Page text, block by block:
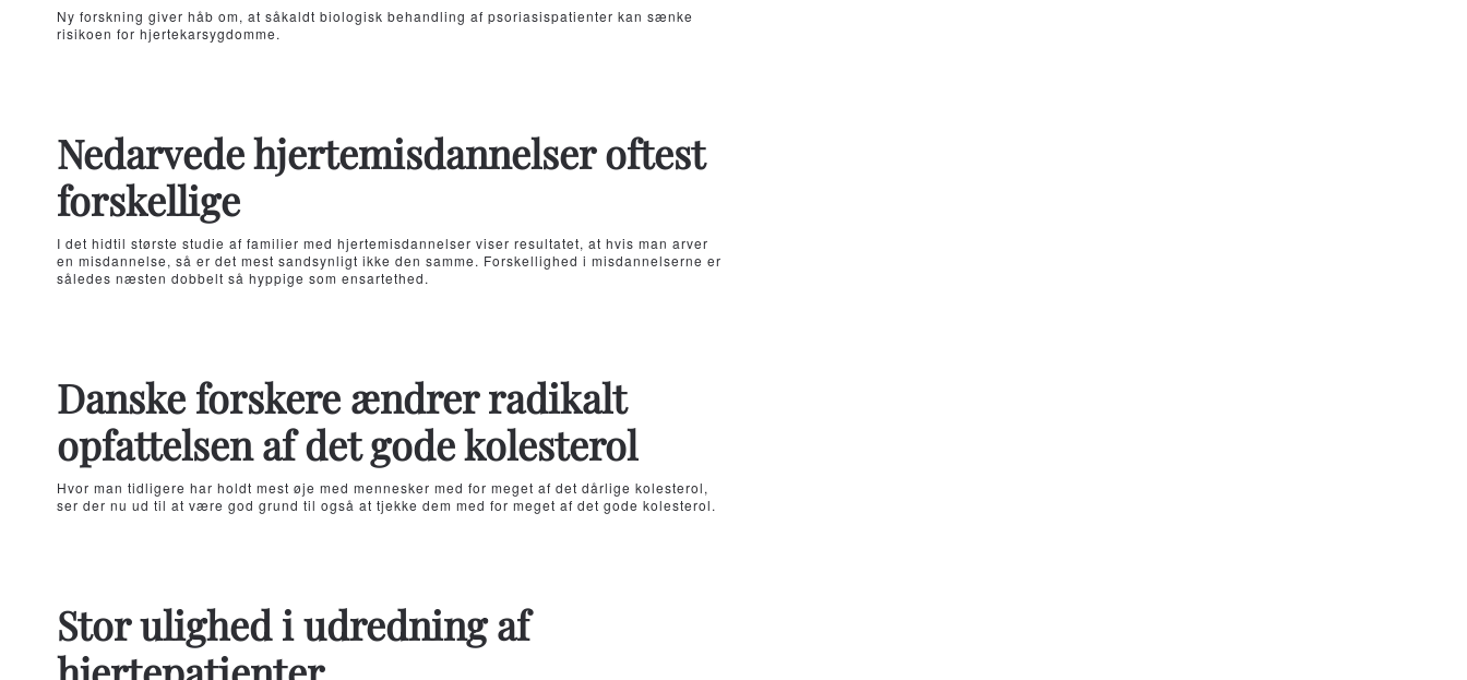
Ny forskning giver håb om, at såkaldt biologisk behandling af psoriasispatienter kan sænke
risikoen for hjertekarsygdomme.
Nedarvede hjertemisdannelser oftest
forskellige
I det hidtil største studie af familier med hjertemisdannelser viser resultatet, at hvis man arver
en misdannelse, så er det mest sandsynligt ikke den samme. Forskellighed i misdannelserne er
således næsten dobbelt så hyppige som ensartethed.
Danske forskere ændrer radikalt
opfattelsen af det gode kolesterol
Hvor man tidligere har holdt mest øje med mennesker med for meget af det dårlige kolesterol,
ser der nu ud til at være god grund til også at tjekke dem med for meget af det gode kolesterol.
Stor ulighed i udredning af